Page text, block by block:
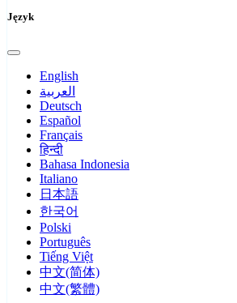
Język
English
العربية
Deutsch
Español
Français
हिन्दी
Bahasa Indonesia
Italiano
日本語
한국어
Polski
Português
Tiếng Việt
中文(简体)
中文(繁體)